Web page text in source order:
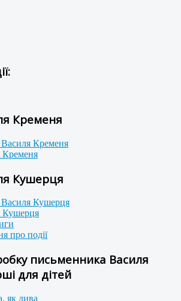
Кременя
Василя Кременя
Кушерця
Василя Кушерця
Кушерця
про події
письменника Василя
для дітей
як дива